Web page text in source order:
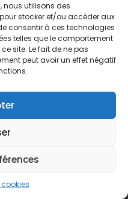
nous utilisons des
stocker et/ou accéder aux
consentir à ces technologies
telles que le comportement
site. Le fait de ne pas
peut avoir un effet négatif
Maisons
appartements
terrains
de rapport
express
d’achat